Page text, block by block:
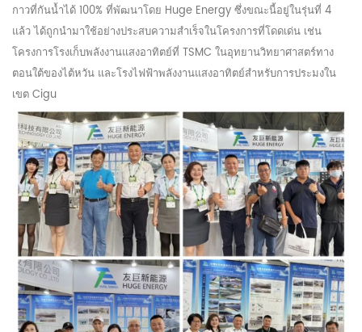
กาวที่กันน้ำได้ 100% ที่พัฒนาโดย Huge Energy ซึ่งขณะนี้อยู่ในรุ่นที่ 4
แล้ว ได้ถูกนำมาใช้อย่างประสบความสำเร็จในโครงการที่โดดเด่น เช่น
โครงการโรงเก็บพลังงานแสงอาทิตย์ที่ TSMC ในอุทยานวิทยาศาสตร์ทาง
ตอนใต้ของไต้หวัน และโรงไฟฟ้าพลังงานแสงอาทิตย์สำหรับการประมงใน
เขต Cigu